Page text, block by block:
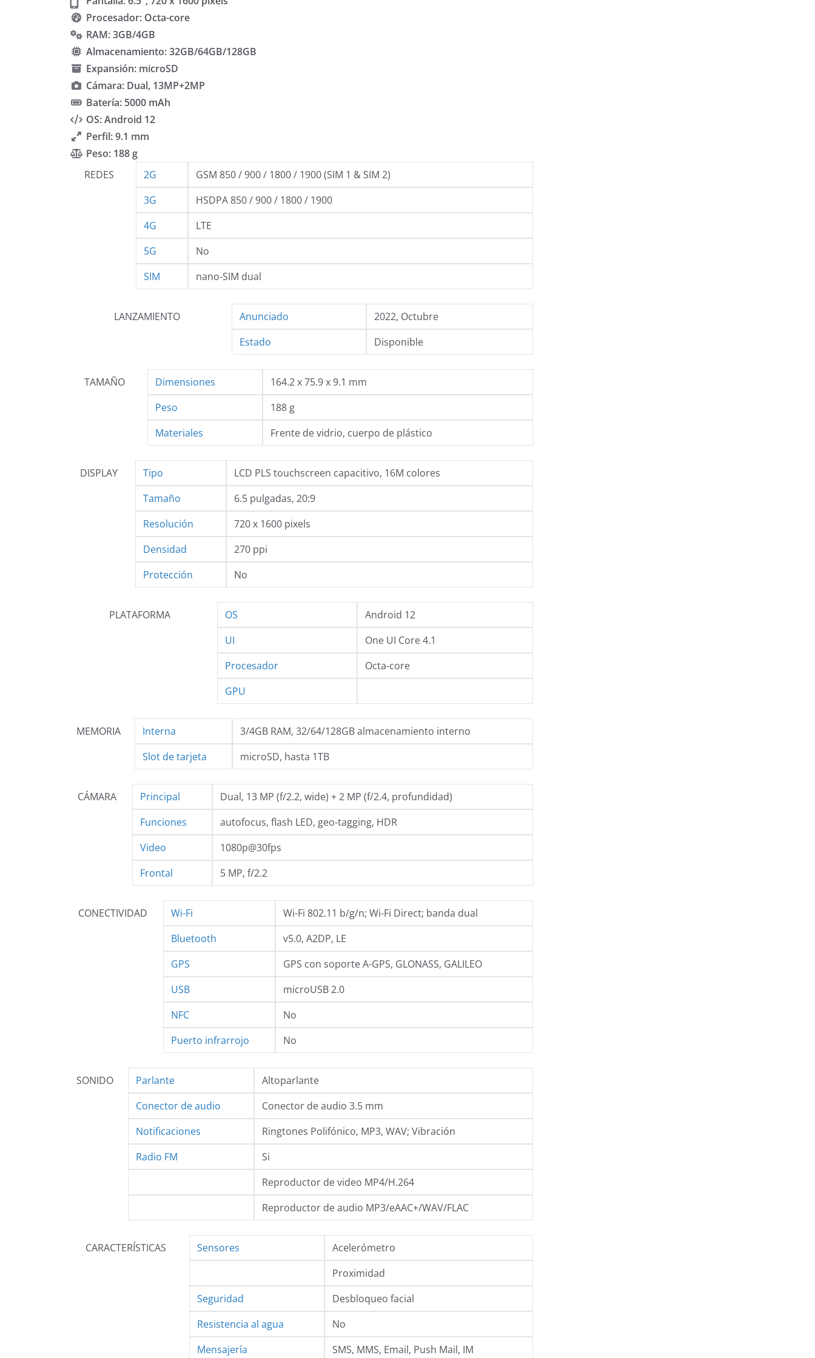
Procesador: Octa-core
RAM: 3GB/4GB
Almacenamiento: 32GB/64GB/128GB
Expansión: microSD
Cámara: Dual, 13MP+2MP
Batería: 5000 mAh
OS: Android 12
Perfil: 9.1 mm
Peso: 188 g
REDES
2G
GSM 850 / 900 / 1800 / 1900 (SIM 1 & SIM 2)
3G
HSDPA 850 / 900 / 1800 / 1900
4G
LTE
5G
No
SIM
nano-SIM dual
LANZAMIENTO Anunciado
2022, Octubre
Estado
Disponible
TAMAÑO Dimensiones
164.2 x 75.9 x 9.1 mm
Peso
188 g
Materiales
Frente de vidrio, cuerpo de plástico
DISPLAY Tipo
LCD PLS touchscreen capacitivo, 16M colores
Tamaño
6.5 pulgadas, 20:9
Resolución
720 x 1600 pixels
Densidad
270 ppi
Protección
No
PLATAFORMA OS
Android 12
UI
One UI Core 4.1
Procesador
Octa-core
GPU
MEMORIA Interna
3/4GB RAM, 32/64/128GB almacenamiento interno
Slot de tarjeta
microSD, hasta 1TB
CÁMARA Principal
Dual, 13 MP (f/2.2, wide) + 2 MP (f/2.4, profundidad)
Funciones
autofocus, flash LED, geo-tagging, HDR
Video
1080p@30fps
Frontal
5 MP, f/2.2
CONECTIVIDAD Wi-Fi
Wi-Fi 802.11 b/g/n; Wi-Fi Direct; banda dual
Bluetooth
v5.0, A2DP, LE
GPS
GPS con soporte A-GPS, GLONASS, GALILEO
USB
microUSB 2.0
NFC
No
Puerto infrarrojo
No
SONIDO Parlante
Altoparlante
Conector de audio
Conector de audio 3.5 mm
Notificaciones
Ringtones Polifónico, MP3, WAV; Vibración
Radio FM
Si
Reproductor de video MP4/H.264
Reproductor de audio MP3/eAAC+/WAV/FLAC
CARACTERÍSTICAS Sensores
Acelerómetro
Proximidad
Seguridad
Desbloqueo facial
Resistencia al agua
No
Mensajería
SMS, MMS, Email, Push Mail, IM